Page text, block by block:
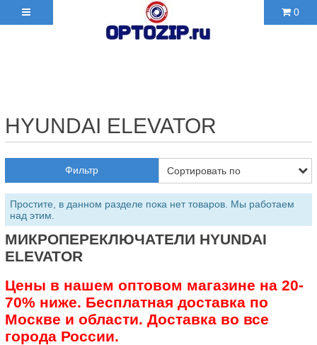
0
HYUNDAI ELEVATOR
Фильтр
Простите, в данном разделе пока нет товаров. Мы работаем
над этим.
МИКРОПЕРЕКЛЮЧАТЕЛИ HYUNDAI
ELEVATOR
Цены в нашем оптовом магазине на 20-
70% ниже. Бесплатная доставка по
Москве и области. Доставка во все
города России.